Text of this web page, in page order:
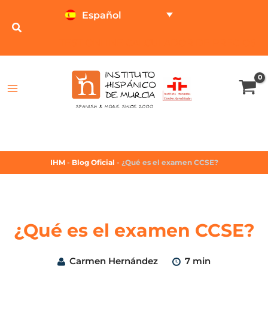
Español
IHM - Blog Oficial - ¿Qué es el examen CCSE?
¿Qué es el examen CCSE?
Carmen Hernández 7 min